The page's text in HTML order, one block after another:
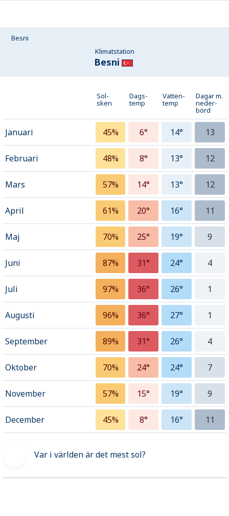
Besni
Klimatstation
Besni
Sol-
sken
Dags-
temp
Vatten-
temp
Dagar m.
neder­
börd
Januari 45% 6° 14° 13
Februari 48% 8° 13° 12
Mars 57% 14° 13° 12
April 61% 20° 16° 11
Maj 70% 25° 19° 9
Juni 87% 31° 24° 4
Juli 97% 36° 26° 1
Augusti 96% 36° 27° 1
September 89% 31° 26° 4
Oktober 70% 24° 24° 7
November 57% 15° 19° 9
December 45% 8° 16° 11
Var i världen är det mest sol?